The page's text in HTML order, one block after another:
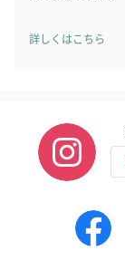
詳しくはこちら